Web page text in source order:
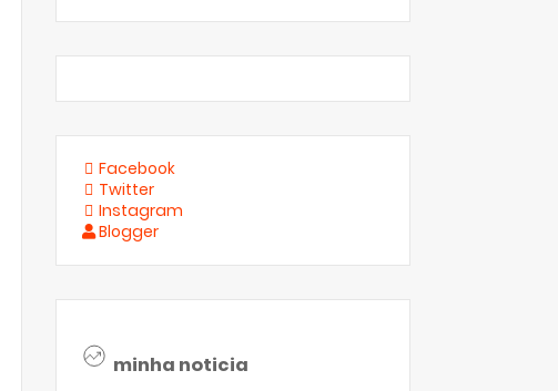
Facebook
Twitter
Instagram
Blogger
minha noticia